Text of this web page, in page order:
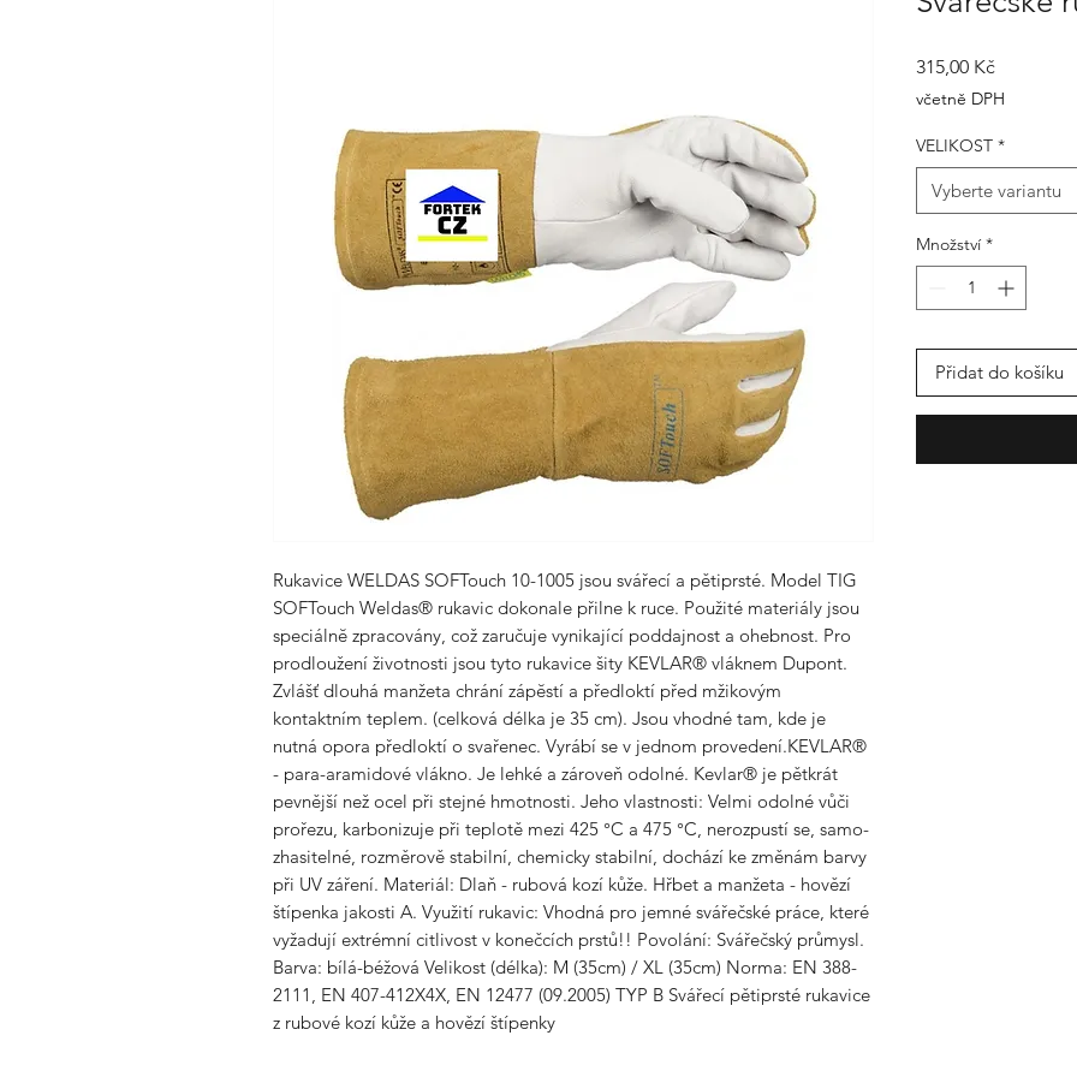
Rukavice WELDAS SOFTouch 10-1005 jsou svářecí a pětiprsté. Model TIG
SOFTouch Weldas® rukavic dokonale přilne k ruce. Použité materiály jsou
speciálnĕ zpracovány, což zaručuje vynikající poddajnost a ohebnost. Pro
prodloužení životnosti jsou tyto rukavice šity KEVLAR® vláknem Dupont.
Zvlášť dlouhá manžeta chrání zápĕstí a předloktí před mžikovým
kontaktním teplem. (celková délka je 35 cm). Jsou vhodné tam, kde je
nutná opora předloktí o svařenec. Vyrábí se v jednom provedení.KEVLAR®
- para-aramidové vlákno. Je lehké a zároveň odolné. Kevlar® je pětkrát
pevnější než ocel při stejné hmotnosti. Jeho vlastnosti: Velmi odolné vůči
prořezu, karbonizuje při teplotě mezi 425 °C a 475 °C, nerozpustí se, samo-
zhasitelné, rozměrově stabilní, chemicky stabilní, dochází ke změnám barvy
při UV záření. Materiál: Dlaň - rubová kozí kůže. Hřbet a manžeta - hovězí
štípenka jakosti A. Využití rukavic: Vhodná pro jemné svářečské práce, které
vyžadují extrémní citlivost v konečcích prstů!! Povolání: Svářečský průmysl.
Barva: bílá-béžová Velikost (délka): M (35cm) / XL (35cm) Norma: EN 388-
2111, EN 407-412X4X, EN 12477 (09.2005) TYP B Svářecí pětiprsté rukavice
z rubové kozí kůže a hovězí štípenky
315,00 KčCena
včetně DPH
VELIKOST *
Vyberte variantu
Množství *
Přidat do košíku